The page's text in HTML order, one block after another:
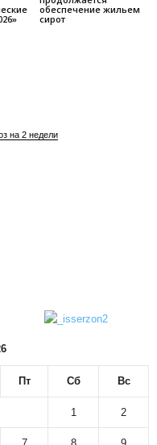
обеспечение жильем
сирот
на 2 недели
Пт Сб Вс
1 2